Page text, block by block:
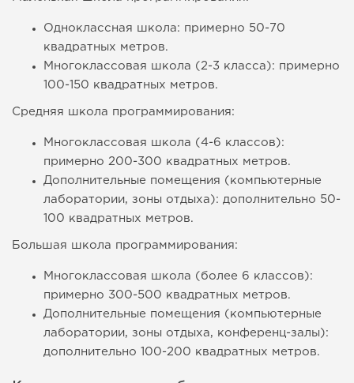
Одноклассная школа: примерно 50-70
квадратных метров.
Многоклассовая школа (2-3 класса): примерно
100-150 квадратных метров.
Средняя школа программирования:
Многоклассовая школа (4-6 классов):
примерно 200-300 квадратных метров.
Дополнительные помещения (компьютерные
лаборатории, зоны отдыха): дополнительно 50-
100 квадратных метров.
Большая школа программирования:
Многоклассовая школа (более 6 классов):
примерно 300-500 квадратных метров.
Дополнительные помещения (компьютерные
лаборатории, зоны отдыха, конференц-залы):
дополнительно 100-200 квадратных метров.